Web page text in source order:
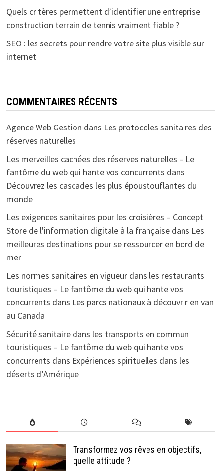
Quels critères permettent d’identifier une entreprise
construction terrain de tennis vraiment fiable ?
SEO : les secrets pour rendre votre site plus visible sur
internet
COMMENTAIRES RÉCENTS
Agence Web Gestion dans Les protocoles sanitaires des
réserves naturelles
Les merveilles cachées des réserves naturelles – Le
fantôme du web qui hante vos concurrents dans
Découvrez les cascades les plus époustouflantes du
monde
Les exigences sanitaires pour les croisières – Concept
Store de l'information digitale à la françaisedans Les
meilleures destinations pour se ressourcer en bord de
mer
Les normes sanitaires en vigueur dans les restaurants
touristiques – Le fantôme du web qui hante vos
concurrents dans Les parcs nationaux à découvrir en van
au Canada
Sécurité sanitaire dans les transports en commun
touristiques – Le fantôme du web qui hante vos
concurrents dans Expériences spirituelles dans les
déserts d’Amérique
Transformez vos rêves en objectifs,
quelle attitude ?